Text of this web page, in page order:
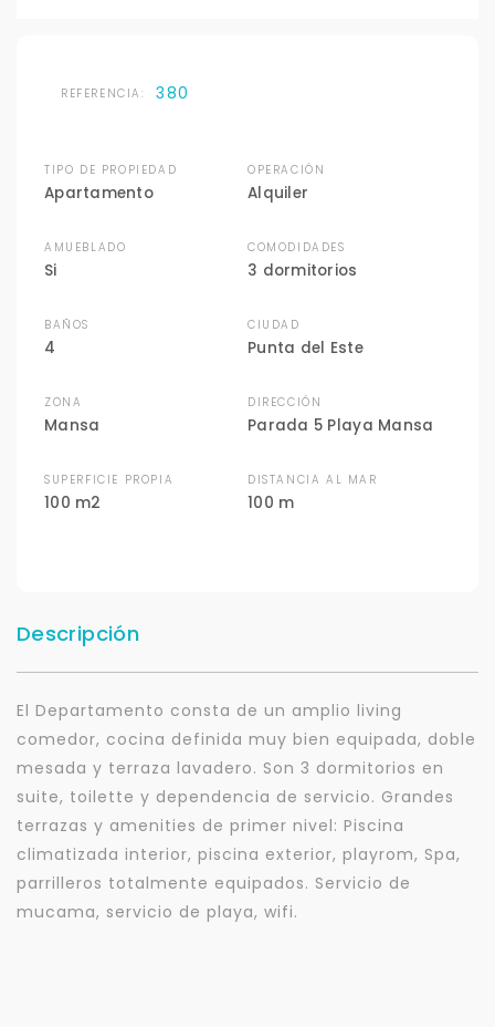
REFERENCIA: 380
TIPO DE PROPIEDAD
Apartamento
OPERACIÓN
Alquiler
AMUEBLADO
Si
COMODIDADES
3 dormitorios
BAÑOS
4
CIUDAD
Punta del Este
ZONA
Mansa
DIRECCIÓN
Parada 5 Playa Mansa
SUPERFICIE PROPIA
100 m2
DISTANCIA AL MAR
100 m
Descripción
El Departamento consta de un amplio living
comedor, cocina definida muy bien equipada, doble
mesada y terraza lavadero. Son 3 dormitorios en
suite, toilette y dependencia de servicio. Grandes
terrazas y amenities de primer nivel: Piscina
climatizada interior, piscina exterior, playrom, Spa,
parrilleros totalmente equipados. Servicio de
mucama, servicio de playa, wifi.